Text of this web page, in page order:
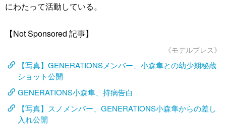
にわたって活動している。
【Not Sponsored 記事】
《モデルプレス》
【写真】GENERATIONSメンバー、小森隼との幼少期秘蔵
ショット公開
GENERATIONS小森隼、持病告白
【写真】スノメンバー、GENERATIONS小森隼からの差し
入れ公開